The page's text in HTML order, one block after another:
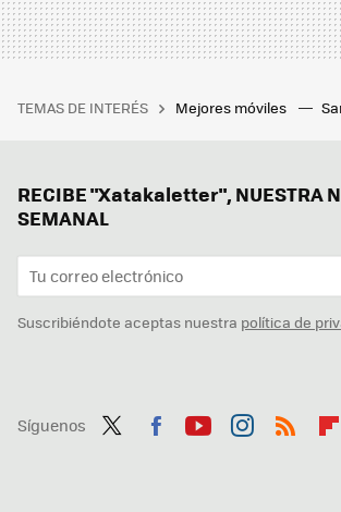
TEMAS DE INTERÉS Mejores móviles
RECIBE "Xatakaletter", NUESTRA
SEMANAL
Suscribiéndote aceptas nuestra política de
Síguenos